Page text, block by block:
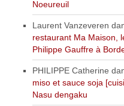
Noeureuil
Laurent Vanzeveren
restaurant Ma Maison,
Philippe Gauffre à
PHILIPPE Catherine
miso et sauce soja
Nasu dengaku